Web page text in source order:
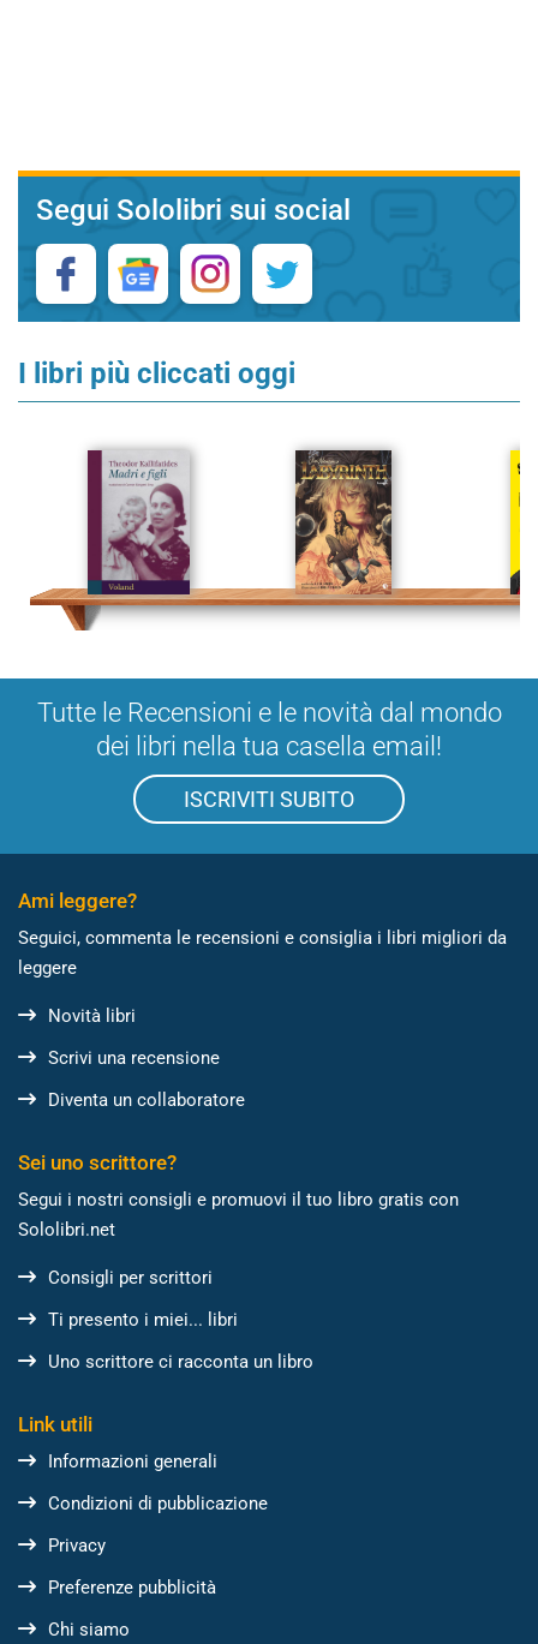
Segui Sololibri sui social
I libri più cliccati oggi
Tutte le Recensioni e le novità dal mondo
dei libri nella tua casella email!
ISCRIVITI SUBITO
Ami leggere?
Seguici, commenta le recensioni e consiglia i libri migliori da
leggere
Novità libri
Scrivi una recensione
Diventa un collaboratore
Sei uno scrittore?
Segui i nostri consigli e promuovi il tuo libro gratis con
Sololibri.net
Consigli per scrittori
Ti presento i miei... libri
Uno scrittore ci racconta un libro
Link utili
Informazioni generali
Condizioni di pubblicazione
Privacy
Preferenze pubblicità
Chi siamo